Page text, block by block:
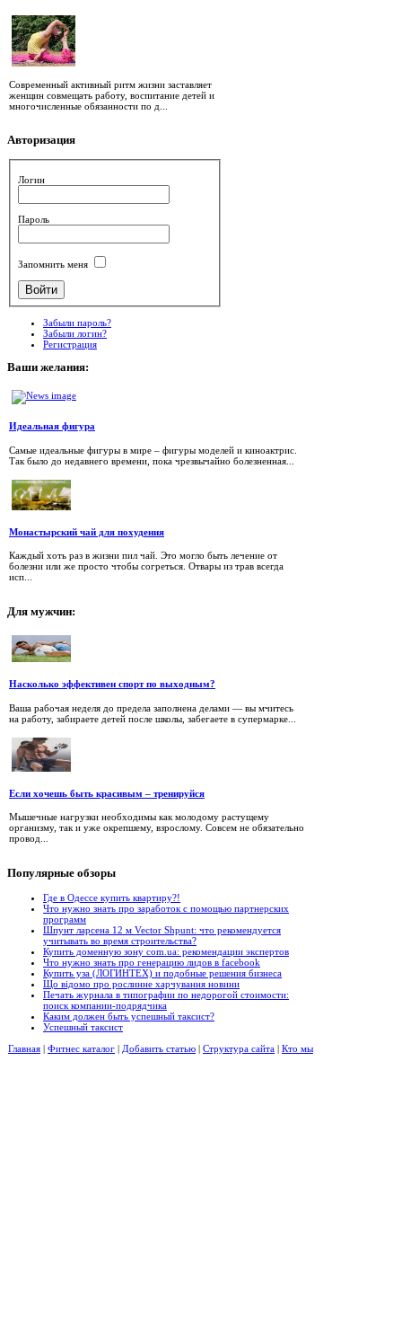
Современный активный ритм жизни заставляет
женщин совмещать работу, воспитание детей и
многочисленные обязанности по д...
Авторизация
Логин
Пароль
Запомнить меня
Забыли пароль?
Забыли логин?
Регистрация
Ваши желания:
Идеальная фигура
Самые идеальные фигуры в мире – фигуры моделей и киноактрис.
Так было до недавнего времени, пока чрезвычайно болезненная...
Монастырский чай для похудения
Каждый хоть раз в жизни пил чай. Это могло быть лечение от
болезни или же просто чтобы согреться. Отвары из трав всегда
исп...
Для мужчин:
Насколько эффективен спорт по выходным?
Ваша рабочая неделя до предела заполнена делами — вы мчитесь
на работу, забираете детей после школы, забегаете в супермарке...
Если хочешь быть красивым – тренируйся
Мышечные нагрузки необходимы как молодому растущему
организму, так и уже окрепшему, взрослому. Совсем не обязательно
провод...
Популярные обзоры
Где в Одессе купить квартиру?!
Что нужно знать про заработок с помощью партнерских
программ
Шпунт ларсена 12 м Vector Shpunt: что рекомендуется
учитывать во время строительства?
Купить доменную зону com.ua: рекомендации экспертов
Что нужно знать про генерацию лидов в facebook
Купить уза (ЛОГИНТЕХ) и подобные решения бизнеса
Що відомо про рослинне харчування новини
Печать журнала в типографии по недорогой стоимости:
поиск компании-подрядчика
Каким должен быть успешный таксист?
Успешный таксист
Главная | Фитнес каталог | Добавить статью | Структура сайта | Кто мы